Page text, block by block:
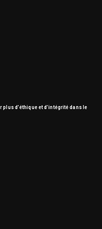
plus d’éthique et d’intégrité dans le